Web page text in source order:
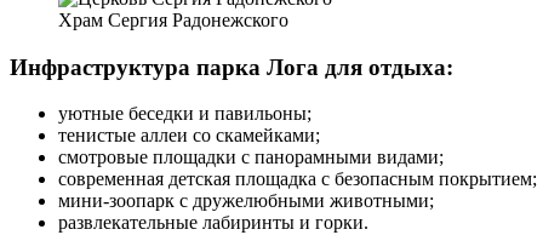
Храм Сергия Радонежского
Инфраструктура парка Лога для отдыха:
уютные беседки и павильоны;
тенистые аллеи со скамейками;
смотровые площадки с панорамными видами;
современная детская площадка с безопасным покрытием;
мини‑зоопарк с дружелюбными животными;
развлекательные лабиринты и горки.